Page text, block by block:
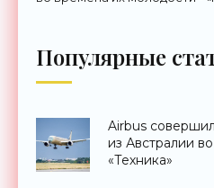
Популярные
Airbus
из Австралии
«Техника»